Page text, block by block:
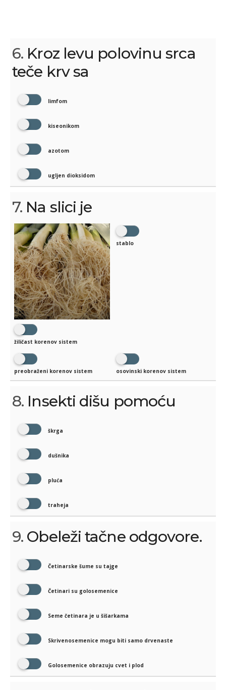
6. Kroz levu polovinu srca
teče krv sa
limfom
kiseonikom
azotom
ugljen dioksidom
7. Na slici je
žiličast korenov sistem
stablo
preobraženi korenov sistem osovinski korenov sistem
8. Insekti dišu pomoću
škrga
dušnika
pluća
traheja
9. Obeleži tačne odgovore.
Četinarske šume su tajge
Četinari su golosemenice
Seme četinara je u šišarkama
Skrivenosemenice mogu biti samo drvenaste
Golosemenice obrazuju cvet i plod